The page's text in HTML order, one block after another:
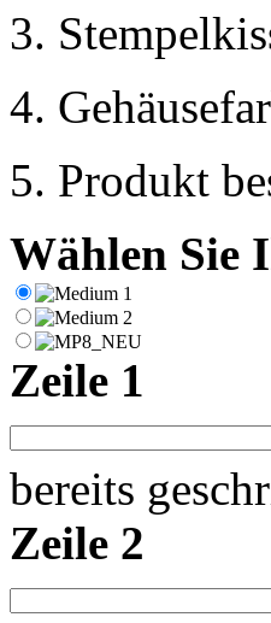
3.
4.
5. Produkt
Wählen Sie
Zeile 1
bereits
Zeile 2